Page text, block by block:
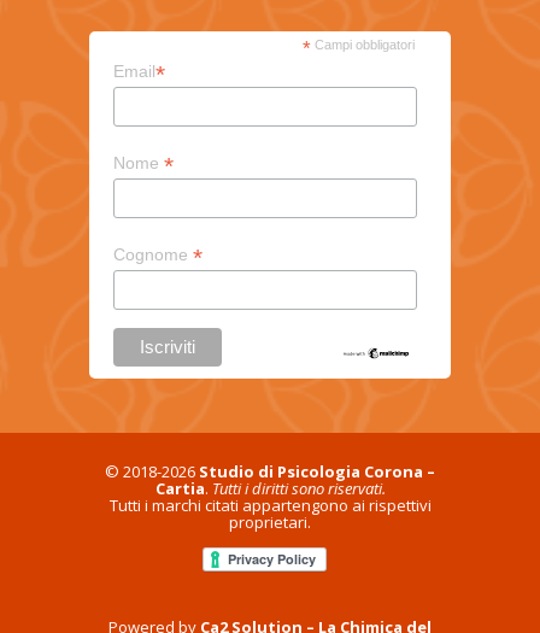
*Campi obbligatori
Email*
Nome *
Cognome *
© 2018-2026 Studio di Psicologia Corona –
Cartia. Tutti i diritti sono riservati.
Tutti i marchi citati appartengono ai rispettivi
proprietari.
Powered by Ca2 Solution – La Chimica del